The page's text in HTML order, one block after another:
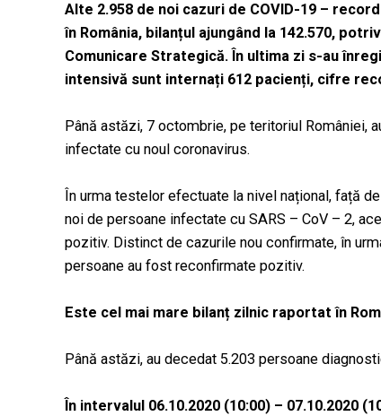
Alte 2.958 de noi cazuri de COVID-19 –
în România, bilanțul ajungând la 142.570,
Comunicare Strategică. În ultima zi s-au
intensivă sunt internați 612 pacienți, cifre
Până astăzi, 7 octombrie, pe teritoriul României,
infectate cu noul coronavirus.
În urma testelor efectuate la nivel național, față
noi de persoane infectate cu SARS – CoV – 2,
pozitiv. Distinct de cazurile nou confirmate, în
persoane au fost reconfirmate pozitiv.
Este cel mai mare bilanț zilnic raportat în
Până astăzi, au decedat 5.203 persoane
În intervalul 06.10.2020 (10:00) – 07.10.2020